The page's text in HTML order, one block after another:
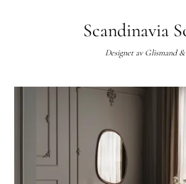
Scandinavia
Designet av Glismand